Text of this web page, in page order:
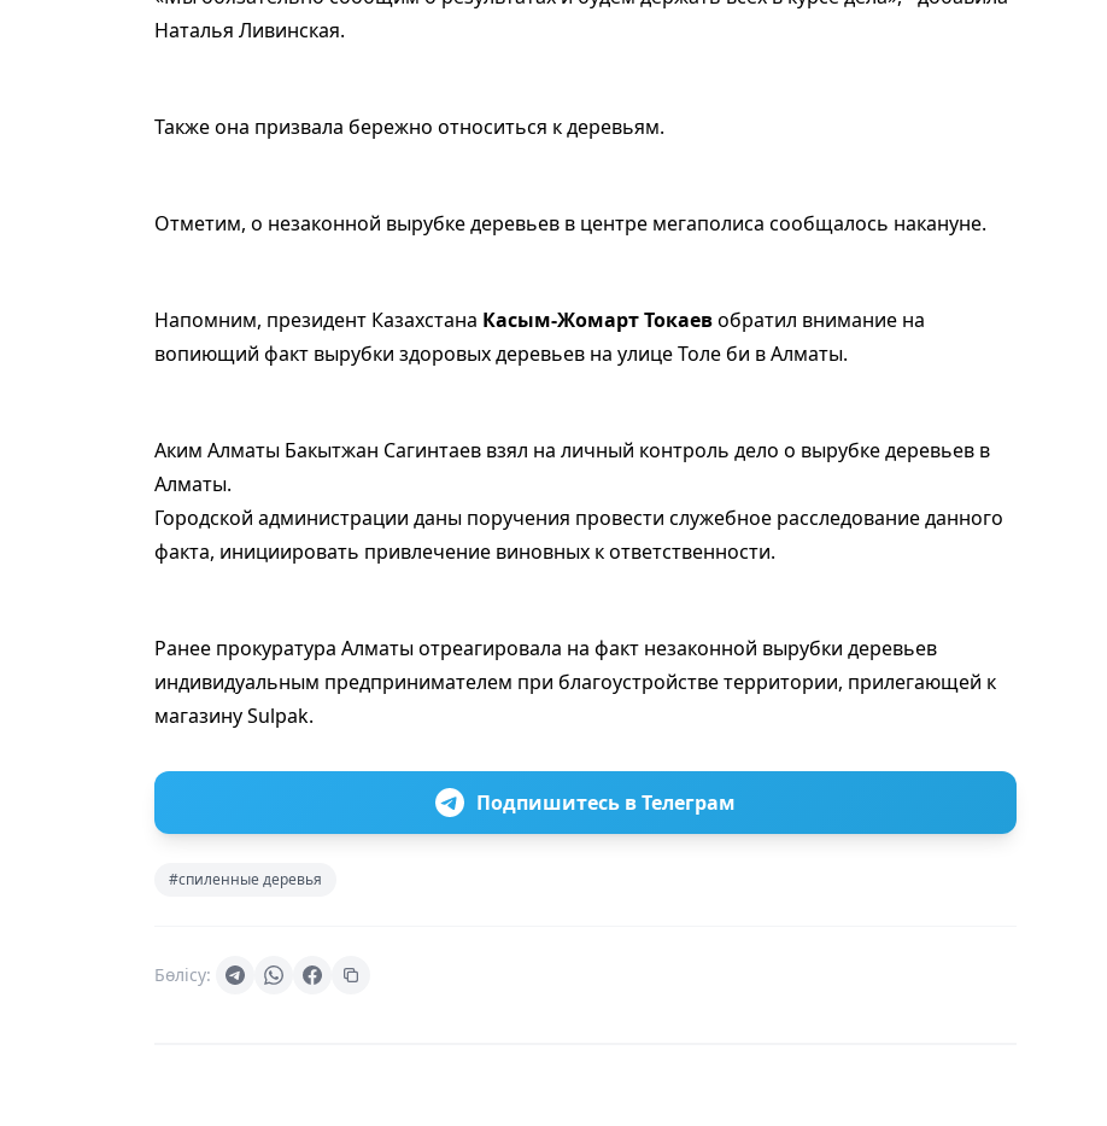
Наталья Ливинская.
Также она призвала бережно относиться к деревьям.
Отметим, о незаконной вырубке деревьев в центре мегаполиса сообщалось накануне.
Напомним, президент Казахстана Касым-Жомарт Токаевобратил внимание на
вопиющий факт вырубки здоровых деревьев на улице Толе би в Алматы.
Аким Алматы Бакытжан Сагинтаев взял на личный контроль дело о вырубке деревьев в
Алматы.
Городской администрации даны поручения провести служебное расследование данного
факта, инициировать привлечение виновных к ответственности.
Ранее прокуратура Алматы отреагировала на факт незаконной вырубки деревьев
индивидуальным предпринимателем при благоустройстве территории, прилегающей к
магазину Sulpak.
Подпишитесь в Телеграм
#спиленные деревья
Бөлісу: